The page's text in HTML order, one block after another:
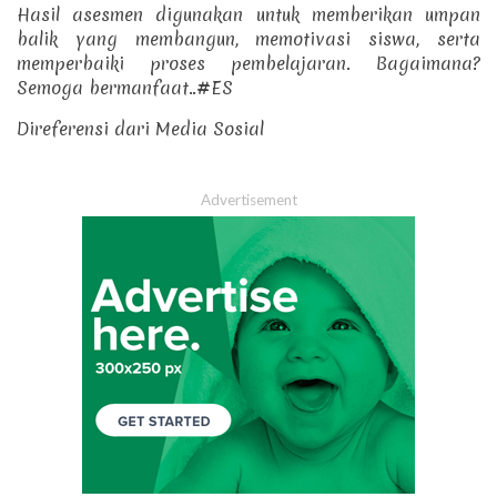
Hasil asesmen digunakan untuk memberikan umpan
balik yang membangun, memotivasi siswa, serta
memperbaiki proses pembelajaran. Bagaimana?
Semoga bermanfaat..#ES
Direferensi dari Media Sosial
Advertisement